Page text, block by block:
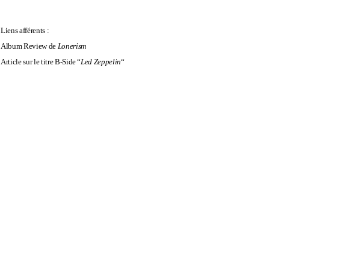
Liens afférents :
Album Review de Lonerism
Article sur le titre B-Side “Led Zeppelin“